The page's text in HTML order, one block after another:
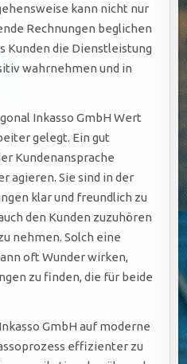
kann nicht nur
Rechnungen beglichen
Kunden die Dienstleistung
wahrnehmen und in
Inkasso GmbH Wert
gelegt. Ein gut
Kundenansprache
agieren. Sie sind in der
klar und freundlich zu
den Kunden zuzuhören
nehmen. Solch eine
oft Wunder wirken,
zu finden, die für beide
GmbH auf moderne
effizienter zu